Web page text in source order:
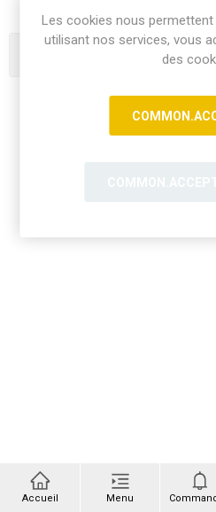
Accueil Menu
Les cookies nous
utilisant nos services, vous
des